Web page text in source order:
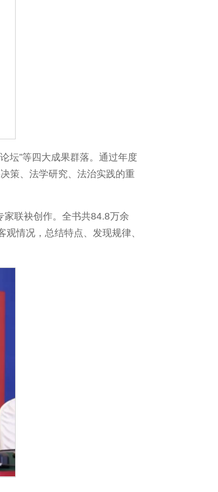
坛”等四大成果群落。通过年度
策、法学研究、法治实践的重
家联袂创作。全书共84.8万余
情况，总结特点、发现规律、